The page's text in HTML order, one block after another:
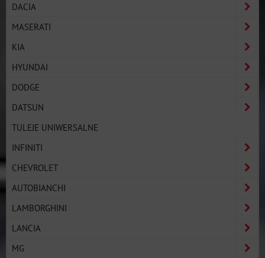
DACIA
MASERATI
KIA
HYUNDAI
DODGE
DATSUN
TULEJE UNIWERSALNE
INFINITI
CHEVROLET
AUTOBIANCHI
LAMBORGHINI
LANCIA
MG